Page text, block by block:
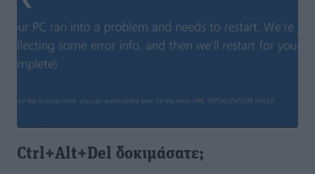
Ctrl+Alt+Del δοκιμάσατε;